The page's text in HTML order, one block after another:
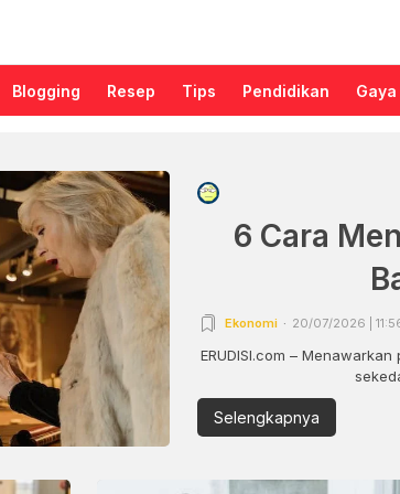
Blogging Resep Tips Pendidikan
6 Cara
Ekonomi 20/07/2026 |
ERUDISI.com –
Selengkapnya